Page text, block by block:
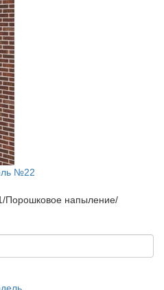
№22
Порошковое напыление/